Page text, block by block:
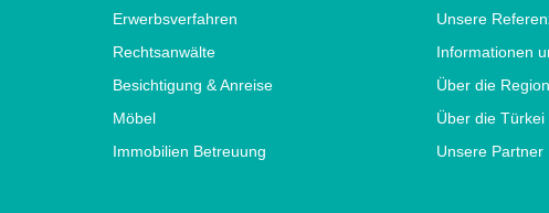
Erwerbsverfahren
Rechtsanwälte
Besichtigung & Anreise
Möbel
Immobilien Betreuung
Unsere
Informationen
Über die Region
Über die Türkei
Unsere Partner